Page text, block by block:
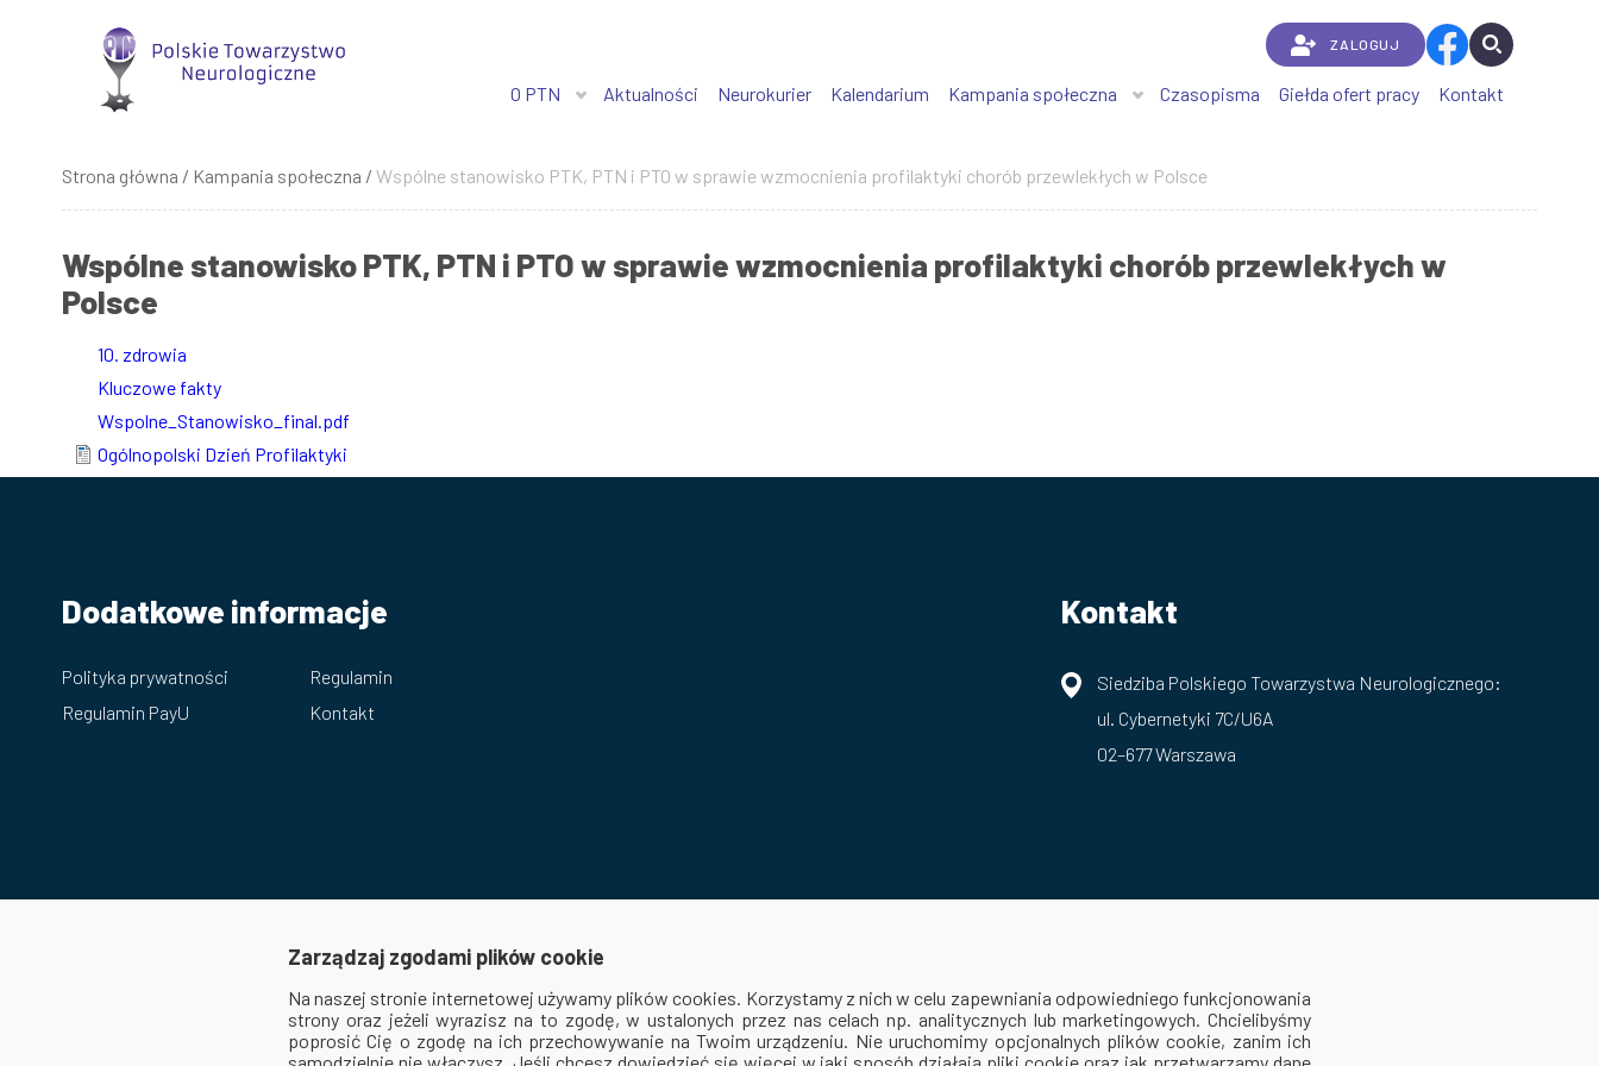
ZALOGUJ
O PTN Aktualności Neurokurier Kalendarium Kampania społeczna Czasopisma Giełda ofert pracy Kontakt
Ścieżka
nawigacyjna
Strona główna Kampania społeczna Wspólne stanowisko PTK, PTN i PTO w sprawie wzmocnienia profilaktyki chorób przewlekłych w Polsce
Wspólne stanowisko PTK, PTN i PTO w sprawie wzmocnienia profilaktyki chorób przewlekłych w
Polsce
10. zdrowia
Kluczowe fakty
Wspolne_Stanowisko_final.pdf
Ogólnopolski Dzień Profilaktyki
Dodatkowe informacje
Polityka prywatności
Regulamin PayU
Regulamin
Kontakt
Kontakt
Siedziba Polskiego Towarzystwa Neurologicznego:
ul. Cybernetyki 7C/U6A
02–677 Warszawa
Zarządzaj zgodami plików cookie
Na naszej stronie internetowej używamy plików cookies. Korzystamy z nich w celu zapewniania odpowiedniego funkcjonowania
strony oraz jeżeli wyrazisz na to zgodę, w ustalonych przez nas celach np. analitycznych lub marketingowych. Chcielibyśmy
poprosić Cię o zgodę na ich przechowywanie na Twoim urządzeniu. Nie uruchomimy opcjonalnych plików cookie, zanim ich